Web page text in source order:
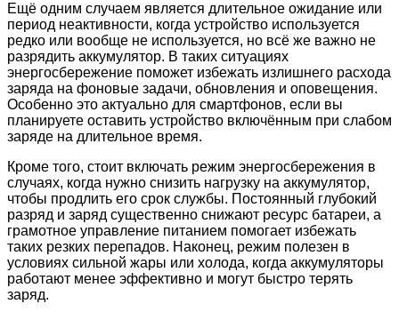
Ещё одним случаем является длительное ожидание или
период неактивности, когда устройство используется
редко или вообще не используется, но всё же важно не
разрядить аккумулятор. В таких ситуациях
энергосбережение поможет избежать излишнего расхода
заряда на фоновые задачи, обновления и оповещения.
Особенно это актуально для смартфонов, если вы
планируете оставить устройство включённым при слабом
заряде на длительное время.
Кроме того, стоит включать режим энергосбережения в
случаях, когда нужно снизить нагрузку на аккумулятор,
чтобы продлить его срок службы. Постоянный глубокий
разряд и заряд существенно снижают ресурс батареи, а
грамотное управление питанием помогает избежать
таких резких перепадов. Наконец, режим полезен в
условиях сильной жары или холода, когда аккумуляторы
работают менее эффективно и могут быстро терять
заряд.